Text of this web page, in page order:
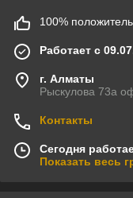
100%
Работает с
г. Алматы
Рыскулова 73а
Контакты
Сегодня
Показать весь